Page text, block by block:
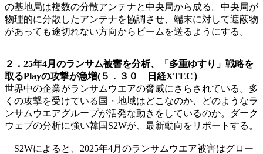
の基地局は複数の分散アンテナと中央局から成る。中央局が
物理的に分散したアンテナを協調させ、端末に対して遮蔽物
があっても途切れない方向からビームを送るようにする。
２．25年4月のランサム被害を分析、「多重ゆすり」戦略を
取るPlayの攻撃が急増(５．３０ 日経XTEC）
世界中の企業がランサムウエアの脅威にさらされている。多
くの攻撃を受けている国・地域はどこなのか、どのようなラ
ンサムウエアグループが活発な動きをしているのか。ダーク
ウェブの分析に強い韓国S2Wが、最新動向をリポートする。
S2Wによると、2025年4月のランサムウエア被害はグロー